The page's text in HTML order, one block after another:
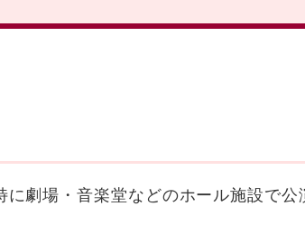
に劇場・音楽堂などのホール施設で